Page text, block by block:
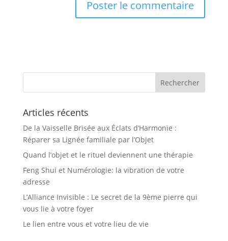
Articles récents
De la Vaisselle Brisée aux Éclats d’Harmonie :
Réparer sa Lignée familiale par l’Objet
Quand l’objet et le rituel deviennent une thérapie
Feng Shui et Numérologie: la vibration de votre
adresse
L’Alliance Invisible : Le secret de la 9ème pierre qui
vous lie à votre foyer
Le lien entre vous et votre lieu de vie